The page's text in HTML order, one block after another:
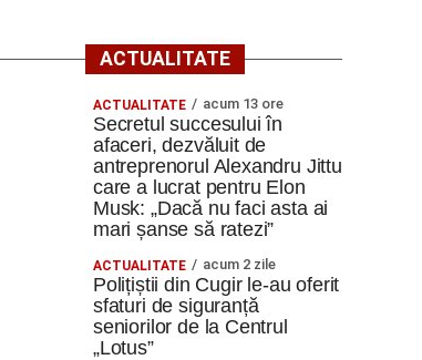
ACTUALITATE
ACTUALITATE acum 13 ore
Secretul succesului în
afaceri, dezvăluit de
antreprenorul Alexandru Jittu
care a lucrat pentru Elon
Musk: „Dacă nu faci asta ai
mari șanse să ratezi”
ACTUALITATE acum 2 zile
Polițiștii din Cugir le-au oferit
sfaturi de siguranță
seniorilor de la Centrul
„Lotus”